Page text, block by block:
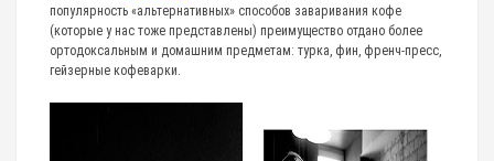
популярность «альтернативных» способов заваривания кофе
(которые у нас тоже представлены) преимущество отдано более
ортодоксальным и домашним предметам: турка, фин, френч-пресс,
гейзерные кофеварки.